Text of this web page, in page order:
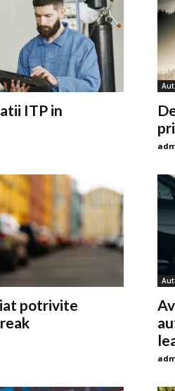
ITP in
potrivite